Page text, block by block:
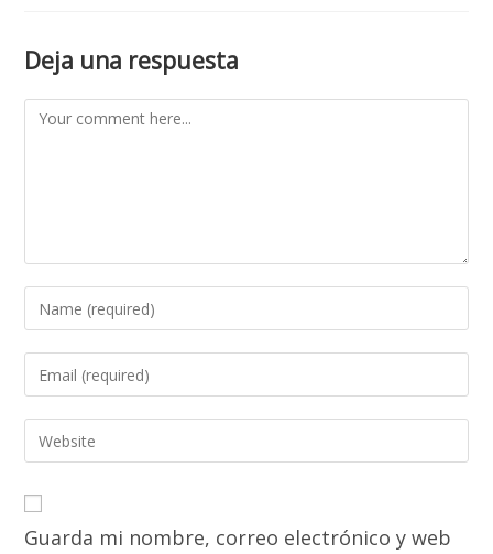
Deja una respuesta
Comment
Enter
your
name
to
comment
Enter
your
email
address
Enter
your
URL
(optional)
Guarda mi nombre, correo electrónico y web